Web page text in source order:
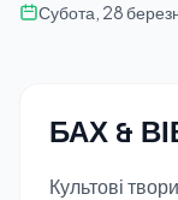
Субота, 28
БАХ &
Культові